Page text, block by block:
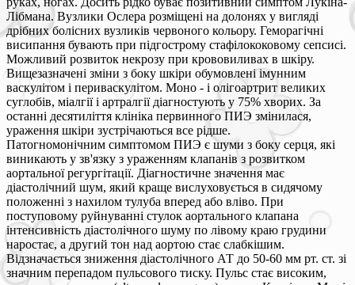
Лібмана. Вузлики Ослера розміщені на долонях у вигляді
дрібних болісних вузликів червоного кольору. Геморагічні
висипання бувають при підгострому стафілококовому сепсисі.
Можливий розвиток некрозу при крововиливах в шкіру.
Вищезазначені зміни з боку шкіри обумовлені імунним
васкулітом і периваскулітом. Моно - і олігоартрит великих
суглобів, міалгії і артралгії діагностують у 75% хворих. За
останні десятиліття клініка первинного ПИЭ змінилася,
ураження шкіри зустрічаються все рідше.
Патогномонічним симптомом ПИЭ є шуми з боку серця, які
виникають у зв'язку з ураженням клапанів з розвитком
аортальної регургітації. Діагностичне значення має
діастолічний шум, який краще вислуховується в сидячому
положенні з нахилом тулуба вперед або вліво. При
поступовому руйнуванні стулок аортального клапана
інтенсивність діастолічного шуму по лівому краю грудини
наростає, а другий тон над аортою стає слабкішим.
Відзначається зниження діастолічного АТ до 50-60 мм рт. ст. зі
значним перепадом пульсового тиску. Пульс стає високим,